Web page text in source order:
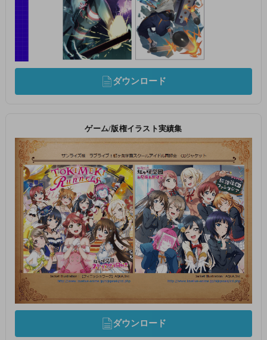
ダウンロード
ゲーム/版権イラスト実績集
ダウンロード